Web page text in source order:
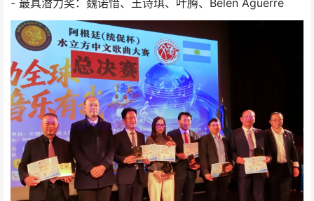
- 最具潜力奖：魏诺惜、王诗琪、叶腾、Belén Aguerre